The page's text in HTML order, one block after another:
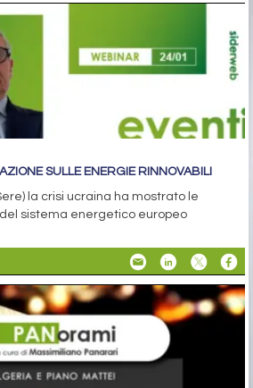
SULLE ENERGIE RINNOVABILI
la crisi ucraina ha mostrato le
sistema energetico europeo